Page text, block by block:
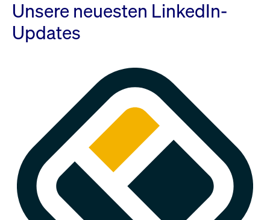
Unsere neuesten LinkedIn-
Updates